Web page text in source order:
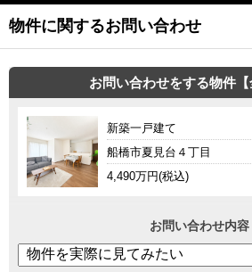
物件に関するお問い合わせ
お問い合わせをする物件【
新築一戸建て
船橋市夏見台４丁目
4,490万円(税込)
お問い合わせ内容